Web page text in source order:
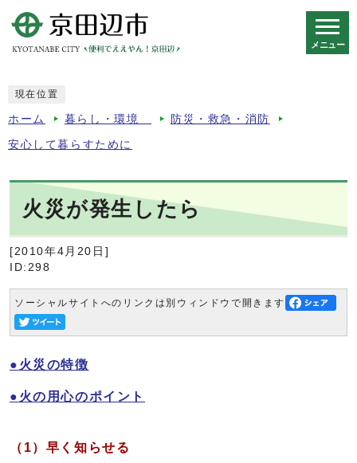
メニュー
現在位置
ホーム 暮らし・環境 防災・救急・消防
安心して暮らすために
火災が発生したら
[2010年4月20日]
ID:298
ソーシャルサイトへのリンクは別ウィンドウで開きます
● 火災の特徴
● 火の用心のポイント
（1）早く知らせる